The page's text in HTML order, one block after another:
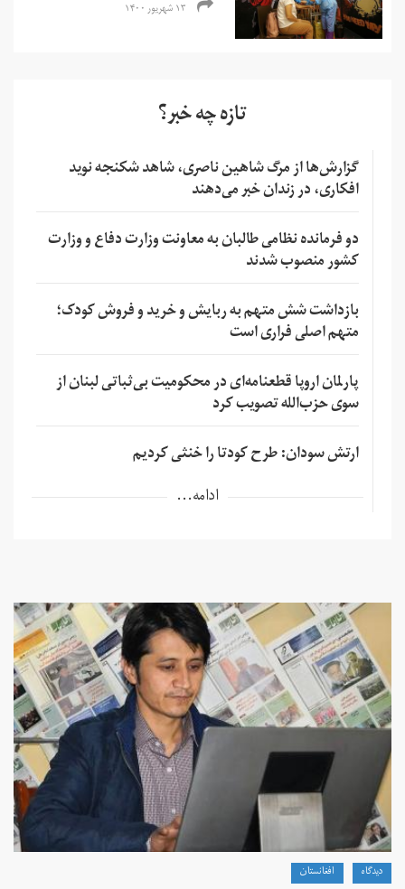
۱۳ شهریور ۱۴۰۰
تازه چه خبر؟
گزارش‌ها از مرگ شاهین ناصری، شاهد شکنجه نوید
افکاری، در زندان خبر می‌دهند
دو فرمانده نظامی طالبان به معاونت وزارت دفاع و وزارت
کشور منصوب شدند
بازداشت شش متهم به ربایش و خرید و فروش کودک؛
متهم اصلی فراری است
پارلمان اروپا قطعنامه‌ای در محکومیت بی‌ثباتی لبنان از
سوی حزب‌الله تصویب کرد
ارتش سودان: طرح کودتا را خنثی کردیم
ادامه...
دیدگاه افغانستان